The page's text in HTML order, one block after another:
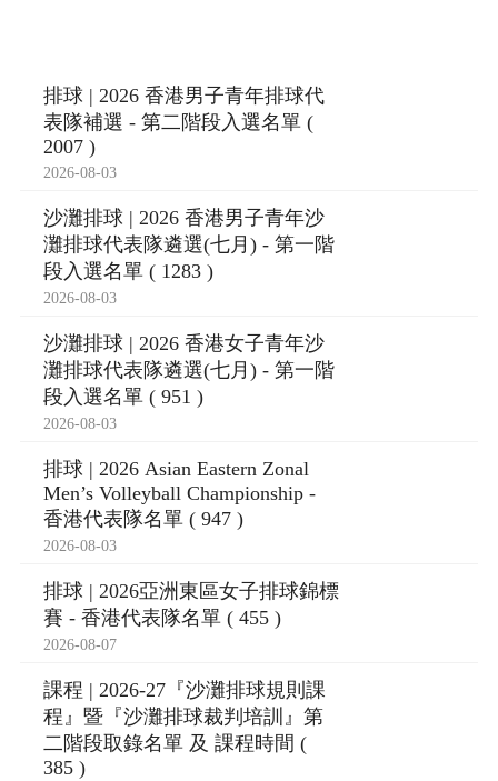
排球 | 2026 香港男子青年排球代
表隊補選 - 第二階段入選名單 (
2007 )
2026-08-03
沙灘排球 | 2026 香港男子青年沙
灘排球代表隊遴選(七月) - 第一階
段入選名單 ( 1283 )
2026-08-03
沙灘排球 | 2026 香港女子青年沙
灘排球代表隊遴選(七月) - 第一階
段入選名單 ( 951 )
2026-08-03
排球 | 2026 Asian Eastern Zonal
Men’s Volleyball Championship -
香港代表隊名單 ( 947 )
2026-08-03
排球 | 2026亞洲東區女子排球錦標
賽 - 香港代表隊名單 ( 455 )
2026-08-07
課程 | 2026-27『沙灘排球規則課
程』暨『沙灘排球裁判培訓』第
二階段取錄名單 及 課程時間 (
385 )